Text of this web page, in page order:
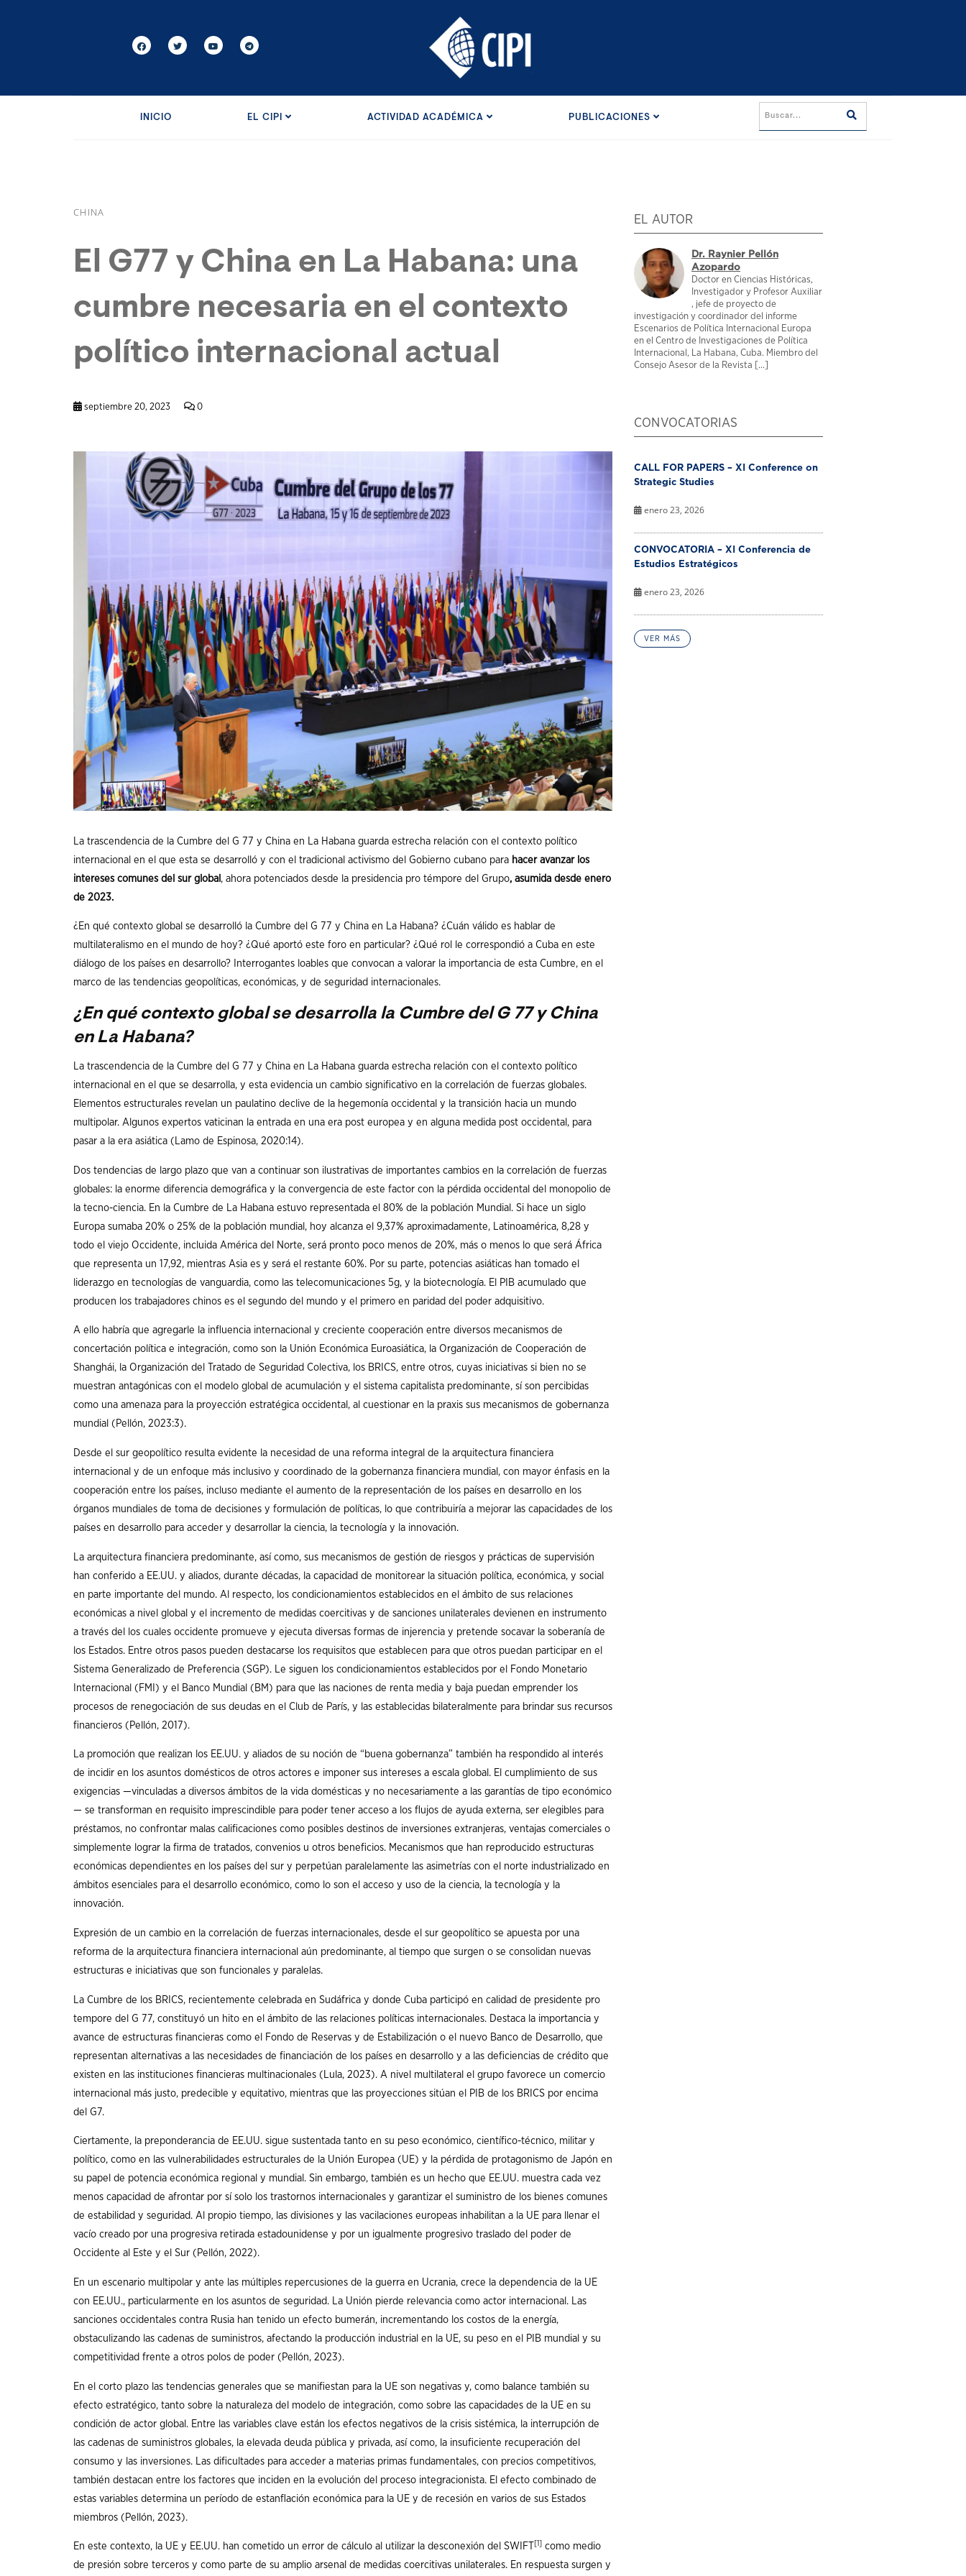
INICIO EL CIPI ACTIVIDAD ACADÉMICA PUBLICACIONES
CHINA
El G77 y China en La Habana: una
cumbre necesaria en el contexto
político internacional actual
septiembre 20, 2023 0
La trascendencia de la Cumbre del G 77 y China en La Habana guarda estrecha relación con el contexto político
internacional en el que esta se desarrolló y con el tradicional activismo del Gobierno cubano para hacer avanzar los
intereses comunes del sur global , ahora potenciados desde la presidencia pro témpore del Grupo, asumida desde enero
de 2023.
¿En qué contexto global se desarrolló la Cumbre del G 77 y China en La Habana? ¿Cuán válido es hablar de
multilateralismo en el mundo de hoy? ¿Qué aportó este foro en particular? ¿Qué rol le correspondió a Cuba en este
diálogo de los países en desarrollo? Interrogantes loables que convocan a valorar la importancia de esta Cumbre, en el
marco de las tendencias geopolíticas, económicas, y de seguridad internacionales.
¿En qué contexto global se desarrolla la Cumbre del G 77 y China
en La Habana?
La trascendencia de la Cumbre del G 77 y China en La Habana guarda estrecha relación con el contexto político
internacional en el que se desarrolla, y esta evidencia un cambio significativo en la correlación de fuerzas globales.
Elementos estructurales revelan un paulatino declive de la hegemonía occidental y la transición hacia un mundo
multipolar. Algunos expertos vaticinan la entrada en una era post europea y en alguna medida post occidental, para
pasar a la era asiática (Lamo de Espinosa, 2020:14).
Dos tendencias de largo plazo que van a continuar son ilustrativas de importantes cambios en la correlación de fuerzas
globales: la enorme diferencia demográfica y la convergencia de este factor con la pérdida occidental del monopolio de
la tecno-ciencia. En la Cumbre de La Habana estuvo representada el 80% de la población Mundial. Si hace un siglo
Europa sumaba 20% o 25% de la población mundial, hoy alcanza el 9,37% aproximadamente, Latinoamérica, 8,28 y
todo el viejo Occidente, incluida América del Norte, será pronto poco menos de 20%, más o menos lo que será África
que representa un 17,92, mientras Asia es y será el restante 60%. Por su parte, potencias asiáticas han tomado el
liderazgo en tecnologías de vanguardia, como las telecomunicaciones 5g, y la biotecnología. El PIB acumulado que
producen los trabajadores chinos es el segundo del mundo y el primero en paridad del poder adquisitivo.
A ello habría que agregarle la influencia internacional y creciente cooperación entre diversos mecanismos de
concertación política e integración, como son la Unión Económica Euroasiática, la Organización de Cooperación de
Shanghái, la Organización del Tratado de Seguridad Colectiva, los BRICS, entre otros, cuyas iniciativas si bien no se
muestran antagónicas con el modelo global de acumulación y el sistema capitalista predominante, sí son percibidas
como una amenaza para la proyección estratégica occidental, al cuestionar en la praxis sus mecanismos de gobernanza
mundial (Pellón, 2023:3).
Desde el sur geopolítico resulta evidente la necesidad de una reforma integral de la arquitectura financiera
internacional y de un enfoque más inclusivo y coordinado de la gobernanza financiera mundial, con mayor énfasis en la
cooperación entre los países, incluso mediante el aumento de la representación de los países en desarrollo en los
órganos mundiales de toma de decisiones y formulación de políticas, lo que contribuiría a mejorar las capacidades de los
países en desarrollo para acceder y desarrollar la ciencia, la tecnología y la innovación.
La arquitectura financiera predominante, así como, sus mecanismos de gestión de riesgos y prácticas de supervisión
han conferido a EE.UU. y aliados, durante décadas, la capacidad de monitorear la situación política, económica, y social
en parte importante del mundo. Al respecto, los condicionamientos establecidos en el ámbito de sus relaciones
económicas a nivel global y el incremento de medidas coercitivas y de sanciones unilaterales devienen en instrumento
a través del los cuales occidente promueve y ejecuta diversas formas de injerencia y pretende socavar la soberanía de
los Estados. Entre otros pasos pueden destacarse los requisitos que establecen para que otros puedan participar en el
Sistema Generalizado de Preferencia (SGP). Le siguen los condicionamientos establecidos por el Fondo Monetario
Internacional (FMI) y el Banco Mundial (BM) para que las naciones de renta media y baja puedan emprender los
procesos de renegociación de sus deudas en el Club de París, y las establecidas bilateralmente para brindar sus recursos
financieros (Pellón, 2017).
La promoción que realizan los EE.UU. y aliados de su noción de “buena gobernanza” también ha respondido al interés
de incidir en los asuntos domésticos de otros actores e imponer sus intereses a escala global. El cumplimiento de sus
exigencias —vinculadas a diversos ámbitos de la vida domésticas y no necesariamente a las garantías de tipo económico
— se transforman en requisito imprescindible para poder tener acceso a los flujos de ayuda externa, ser elegibles para
préstamos, no confrontar malas calificaciones como posibles destinos de inversiones extranjeras, ventajas comerciales o
simplemente lograr la firma de tratados, convenios u otros beneficios. Mecanismos que han reproducido estructuras
económicas dependientes en los países del sur y perpetúan paralelamente las asimetrías con el norte industrializado en
ámbitos esenciales para el desarrollo económico, como lo son el acceso y uso de la ciencia, la tecnología y la
innovación.
Expresión de un cambio en la correlación de fuerzas internacionales, desde el sur geopolítico se apuesta por una
reforma de la arquitectura financiera internacional aún predominante, al tiempo que surgen o se consolidan nuevas
estructuras e iniciativas que son funcionales y paralelas.
La Cumbre de los BRICS, recientemente celebrada en Sudáfrica y donde Cuba participó en calidad de presidente pro
tempore del G 77, constituyó un hito en el ámbito de las relaciones políticas internacionales. Destaca la importancia y
avance de estructuras financieras como el Fondo de Reservas y de Estabilización o el nuevo Banco de Desarrollo, que
representan alternativas a las necesidades de financiación de los países en desarrollo y a las deficiencias de crédito que
existen en las instituciones financieras multinacionales (Lula, 2023). A nivel multilateral el grupo favorece un comercio
internacional más justo, predecible y equitativo, mientras que las proyecciones sitúan el PIB de los BRICS por encima
del G7.
Ciertamente, la preponderancia de EE.UU. sigue sustentada tanto en su peso económico, científico-técnico, militar y
político, como en las vulnerabilidades estructurales de la Unión Europea (UE) y la pérdida de protagonismo de Japón en
su papel de potencia económica regional y mundial. Sin embargo, también es un hecho que EE.UU. muestra cada vez
menos capacidad de afrontar por sí solo los trastornos internacionales y garantizar el suministro de los bienes comunes
de estabilidad y seguridad. Al propio tiempo, las divisiones y las vacilaciones europeas inhabilitan a la UE para llenar el
vacío creado por una progresiva retirada estadounidense y por un igualmente progresivo traslado del poder de
Occidente al Este y el Sur (Pellón, 2022).
En un escenario multipolar y ante las múltiples repercusiones de la guerra en Ucrania, crece la dependencia de la UE
con EE.UU., particularmente en los asuntos de seguridad. La Unión pierde relevancia como actor internacional. Las
sanciones occidentales contra Rusia han tenido un efecto bumerán, incrementando los costos de la energía,
obstaculizando las cadenas de suministros, afectando la producción industrial en la UE, su peso en el PIB mundial y su
competitividad frente a otros polos de poder (Pellón, 2023).
En el corto plazo las tendencias generales que se manifiestan para la UE son negativas y, como balance también su
efecto estratégico, tanto sobre la naturaleza del modelo de integración, como sobre las capacidades de la UE en su
condición de actor global. Entre las variables clave están los efectos negativos de la crisis sistémica, la interrupción de
las cadenas de suministros globales, la elevada deuda pública y privada, así como, la insuficiente recuperación del
consumo y las inversiones. Las dificultades para acceder a materias primas fundamentales, con precios competitivos,
también destacan entre los factores que inciden en la evolución del proceso integracionista. El efecto combinado de
estas variables determina un período de estanflación económica para la UE y de recesión en varios de sus Estados
miembros (Pellón, 2023).
En este contexto, la UE y EE.UU. han cometido un error de cálculo al utilizar la desconexión del SWIFT [1] como medio
de presión sobre terceros y como parte de su amplio arsenal de medidas coercitivas unilaterales. En respuesta surgen y
EL AUTOR
Dr. Raynier Pellón
Azopardo
Doctor en Ciencias Históricas,
Investigador y Profesor Auxiliar
, jefe de proyecto de
investigación y coordinador del informe
Escenarios de Política Internacional Europa
en el Centro de Investigaciones de Política
Internacional, La Habana, Cuba. Miembro del
Consejo Asesor de la Revista [...]
CONVOCATORIAS
CALL FOR PAPERS – XI Conference on
Strategic Studies
enero 23, 2026
CONVOCATORIA – XI Conferencia de
Estudios Estratégicos
enero 23, 2026
VER MÁS